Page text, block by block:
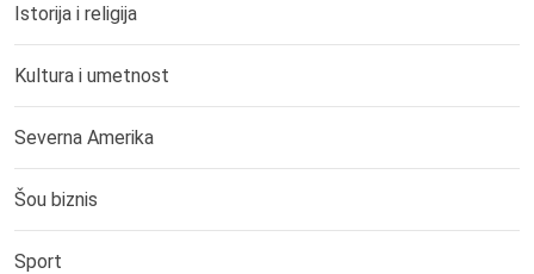
Istorija i religija
Kultura i umetnost
Severna Amerika
Šou biznis
Sport